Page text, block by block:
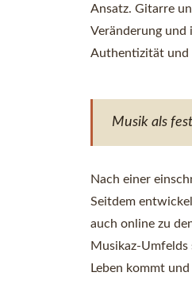
Ansatz. Gitarre
Veränderung und
Authentizität und
Musik als
Nach einer
Seitdem
auch online zu
Musikaz-
Leben kommt